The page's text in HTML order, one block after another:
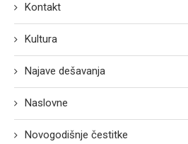
Kontakt
Kultura
Najave dešavanja
Naslovne
Novogodišnje čestitke